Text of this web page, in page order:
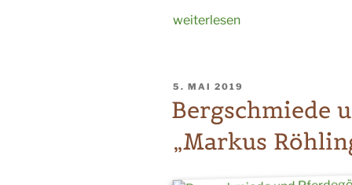
„Besucherbergwerk
weiterlesen
VERÖFFENTLICHT
5. MAI 2019
Bergschmiede
„Markus